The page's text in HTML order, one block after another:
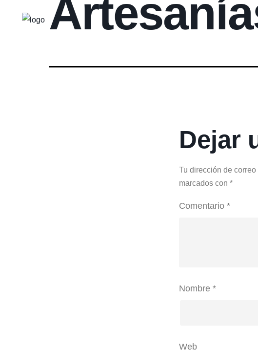
Dejar
Tu dirección de
marcados con *
Comentario *
Nombre *
Web